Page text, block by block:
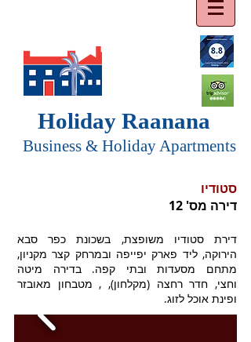
Holiday Raanana
Business & Holiday Apartments
סטודיו
דירה מס' 12
דירת סטודיו משופצת, בשכונת כפר סבא
הירוקה, ליד פארק יפייפה ובמרחק קצר מקניון,
מתחם מסעדות ובתי קפה. בדירה מיטה
וחצי, חדר רחצה (מקלחון), , מטבחון מאובזר
ופינת אוכל לזוג.